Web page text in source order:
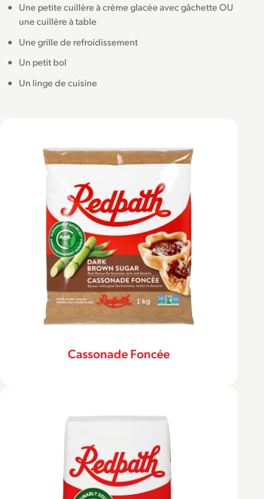
Une petite cuillère à crème glacée avec gâchette OU
une cuillère à table
Une grille de refroidissement
Un petit bol
Un linge de cuisine
Cassonade Foncée